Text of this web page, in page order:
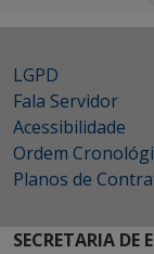
LGPD
Fala Servidor
Acessibilidade
Ordem
Planos de
SECRETARIA DE